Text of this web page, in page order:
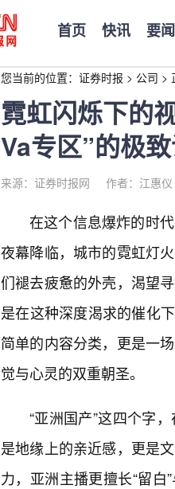
首页 快讯 要闻
您当前的位置： 证券时报 > 公司 >
霓虹闪烁下的
Va专区”的极
来源：证券时报网 作者：江惠仪
在这个信息爆炸的时
夜幕降临，城市的霓虹灯
们褪去疲惫的外壳，渴望
是在这种深度渴求的催化
简单的内容分类，更是一
觉与心灵的双重朝圣。
“亚洲国产”这四个字
是地缘上的亲近感，更是
力，亚洲主播更擅长“留白